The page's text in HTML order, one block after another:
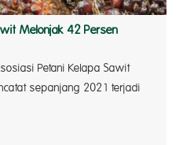
Melonjak 42 Persen
Petani Kelapa Sawit
sepanjang 2021 terjadi